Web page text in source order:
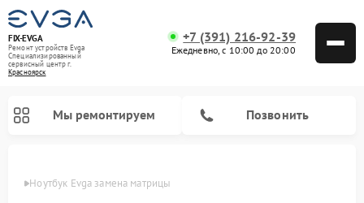
FIX-EVGA
Ремонт устройств Evga
Специализированный
cервисный центр г.
Красноярск
+7 (391) 216-92-39
Ежедневно, с 10:00 до 20:00
Мы ремонтируем Позвонить
Ноутбук Evga замена матрицы